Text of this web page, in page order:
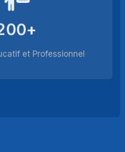
00+
et Professionnel